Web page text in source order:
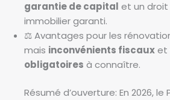
garantie de capital et un
immobilier garanti.
⚖️ Avantages pour les
mais inconvénients fiscauxet
obligatoires à connaître.
Résumé d’ouverture: En 2026, le